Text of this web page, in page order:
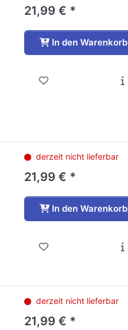
21,99 € *
In den Warenkorb
derzeit nicht lieferbar
21,99 € *
In den Warenkorb
derzeit nicht lieferbar
21,99 € *